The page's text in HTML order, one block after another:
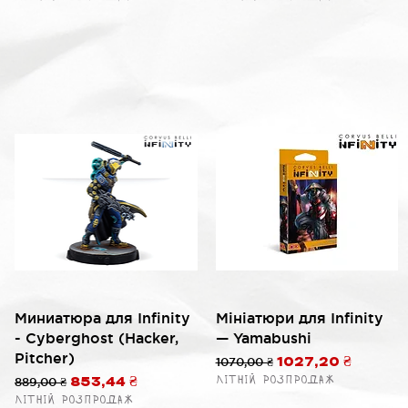
Быстрый просмотр
Миниатюра для Infinity
- Cyberghost (Hacker,
Pitcher)
Обычная цена
889,00 ₴ Цена со скидкой
853,44 ₴
Літній розпродаж
Быстрый просмотр
Мініатюри для Infinity
— Yamabushi
Обычная цена
1070,00 ₴ Цена со скидкой
1027,20 ₴
Літній розпродаж